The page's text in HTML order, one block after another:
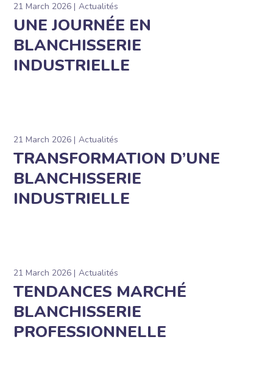
21 March 2026 Actualités
UNE JOURNÉE EN
BLANCHISSERIE
INDUSTRIELLE
21 March 2026 Actualités
TRANSFORMATION D’UNE
BLANCHISSERIE
INDUSTRIELLE
21 March 2026 Actualités
TENDANCES MARCHÉ
BLANCHISSERIE
PROFESSIONNELLE